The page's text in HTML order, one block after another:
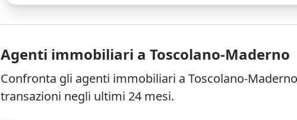
Agenti immobiliari a Toscolano-Maderno
Confronta gli agenti immobiliari a Toscolano-
transazioni negli ultimi 24 mesi.